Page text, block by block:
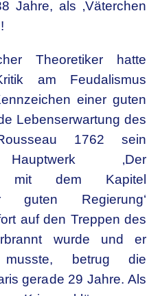
Jahre, als ‚Väterchen
Theoretiker hatte
am Feudalismus
einer guten
Lebenserwartung des
1762 sein
Hauptwerk ‚Der
mit dem Kapitel
guten Regierung‘
auf den Treppen des
wurde und er
musste, betrug die
gerade 29 Jahre. Als